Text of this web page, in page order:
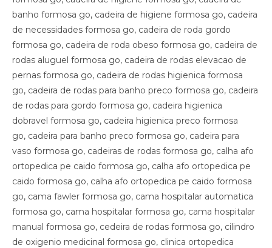
banho formosa go, cadeira de higiene formosa go, cadeira
de necessidades formosa go, cadeira de roda gordo
formosa go, cadeira de roda obeso formosa go, cadeira de
rodas aluguel formosa go, cadeira de rodas elevacao de
pernas formosa go, cadeira de rodas higienica formosa
go, cadeira de rodas para banho preco formosa go, cadeira
de rodas para gordo formosa go, cadeira higienica
dobravel formosa go, cadeira higienica preco formosa
go, cadeira para banho preco formosa go, cadeira para
vaso formosa go, cadeiras de rodas formosa go, calha afo
ortopedica pe caido formosa go, calha afo ortopedica pe
caido formosa go, calha afo ortopedica pe caido formosa
go, cama fawler formosa go, cama hospitalar automatica
formosa go, cama hospitalar formosa go, cama hospitalar
manual formosa go, cedeira de rodas formosa go, cilindro
de oxigenio medicinal formosa go, clinica ortopedica